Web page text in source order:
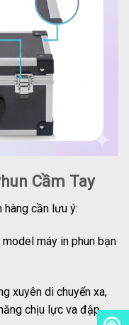
Cầm Tay
cần lưu ý:
máy in phun bạn
xuyên di chuyển xa,
chịu lực va đập